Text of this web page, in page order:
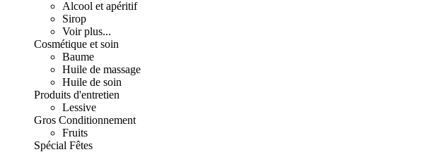
Alcool et apéritif
Sirop
Voir plus...
Cosmétique et soin
Baume
Huile de massage
Huile de soin
Produits d'entretien
Lessive
Gros Conditionnement
Fruits
Spécial Fêtes